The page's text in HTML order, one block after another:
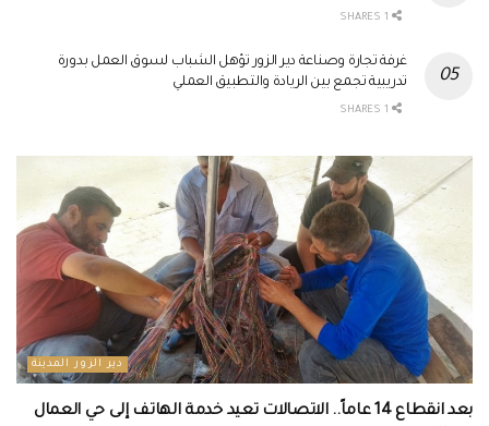
غرفة تجارة وصناعة دير الزور تؤهل الشباب لسوق العمل بدورة
تدريبية تجمع بين الريادة والتطبيق العملي
دير الزور المدينة
بعد انقطاع 14 عاماً.. الاتصالات تعيد خدمة الهاتف إلى حي العمال